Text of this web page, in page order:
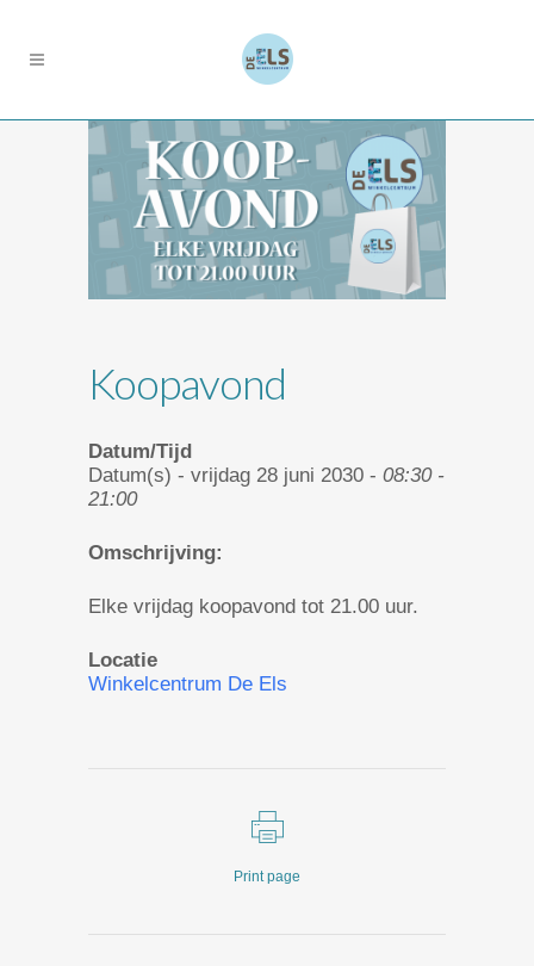
Koopavond
Datum/Tijd
Datum(s) - vrijdag 28 juni 2030 - 08:30 -
21:00
Omschrijving:
Elke vrijdag koopavond tot 21.00 uur.
Locatie
Winkelcentrum De Els
Print page